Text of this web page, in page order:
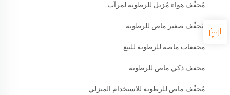
مُجفِّف هواء مُزيل للرطوبة لمرآب
مُجفِّف صغير ماص للرطوبة
مجففات ماصة للرطوبة للبيع
مجفف ذكي ماص للرطوبة
مُجفِّف ماص للرطوبة للاستخدام المنزلي